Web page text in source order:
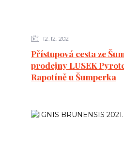
12 12 2021
Přístupová cesta ze
prodejny LUSEK
Rapotíně u Šumperka